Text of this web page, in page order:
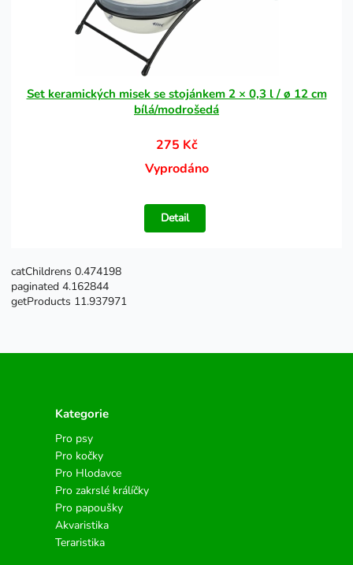
Set keramických misek se stojánkem 2 × 0,3 l / ø 12 cm
bílá/modrošedá
275 Kč
Vyprodáno
Detail
catChildrens 0.474198
paginated 4.162844
getProducts 11.937971
Kategorie
Pro psy
Pro kočky
Pro Hlodavce
Pro zakrslé králíčky
Pro papoušky
Akvaristika
Teraristika